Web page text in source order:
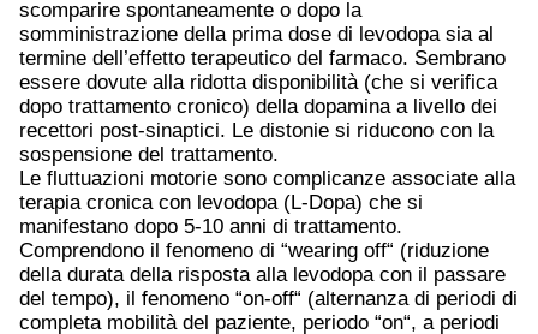
scomparire spontaneamente o dopo la
somministrazione della prima dose di levodopa sia al
termine dell’effetto terapeutico del farmaco. Sembrano
essere dovute alla ridotta disponibilità (che si verifica
dopo trattamento cronico) della dopamina a livello dei
recettori post-sinaptici. Le distonie si riducono con la
sospensione del trattamento.
Le fluttuazioni motorie sono complicanze associate alla
terapia cronica con levodopa (L-Dopa) che si
manifestano dopo 5-10 anni di trattamento.
Comprendono il fenomeno di “wearing off“ (riduzione
della durata della risposta alla levodopa con il passare
del tempo), il fenomeno “on-off“ (alternanza di periodi di
completa mobilità del paziente, periodo “on“, a periodi